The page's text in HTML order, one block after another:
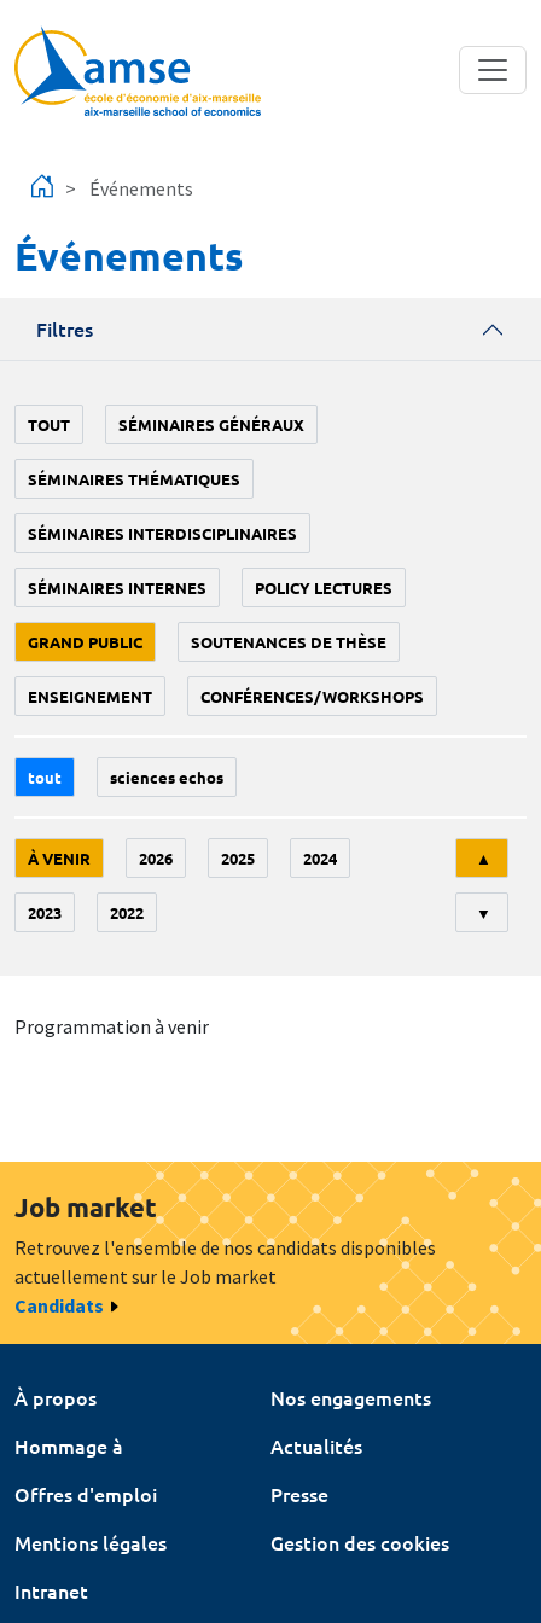
Événements
Événements
Filtres
TOUT SÉMINAIRES GÉNÉRAUX
SÉMINAIRES THÉMATIQUES
SÉMINAIRES INTERDISCIPLINAIRES
SÉMINAIRES INTERNES POLICY LECTURES
GRAND PUBLIC SOUTENANCES DE THÈSE
ENSEIGNEMENT CONFÉRENCES/WORKSHOPS
tout sciences echos
À VENIR 2026 2025 2024
2023 2022
▲
▼
Programmation à venir
Job market
Retrouvez l'ensemble de nos candidats disponibles
actuellement sur le Job market
Candidats
À propos
Nos engagements
Hommage à
Actualités
Offres d'emploi
Presse
Mentions légales
Gestion des cookies
Intranet